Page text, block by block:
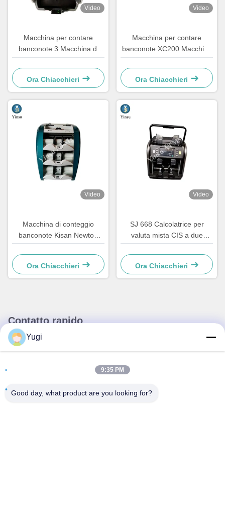
Video
Macchina per contare
banconote 3 Macchina di
smistamento delle
banconote YS 9200
Ora Chiacchieri
Video
Macchina per contare
banconote XC200 Macchina
per ordinare banconote
Ora Chiacchieri
Video
Macchina di conteggio
banconote Kisan Newton
Smart K3
Ora Chiacchieri
Video
SJ 668 Calcolatrice per
valuta mista CIS a due
tasche con maniglia
integrata, stampa termica,
batteria integrata
Ora Chiacchieri
Contatto rapido
Indirizzo
Xingye EastRoad, Shunjiang Community Industrial Park,
Yugi
9:35 PM
Good day, what product are you looking for?